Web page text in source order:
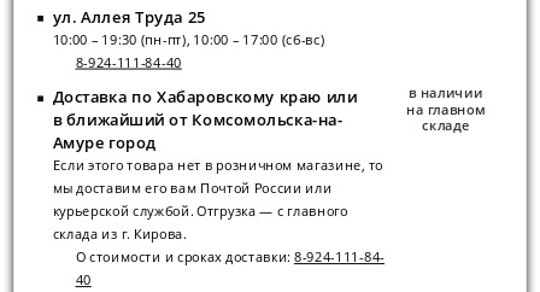
ул. Аллея Труда 25
10:00 – 19:30 (пн-пт), 10:00 – 17:00 (сб-вс)
8-924-111-84-40
Доставка по Хабаровскому краю или
в ближайший от Комсомольска-на-
Амуре город
Если этого товара нет в розничном магазине, то
мы доставим его вам Почтой России или
курьерской службой. Отгрузка — с главного
склада из г. Кирова.
О стоимости и сроках доставки: 8-924-111-84-
40
в наличии
на главном
складе